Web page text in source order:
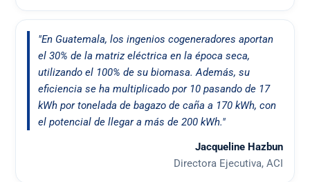
"En Guatemala, los ingenios cogeneradores aportan
el 30% de la matriz eléctrica en la época seca,
utilizando el 100% de su biomasa. Además, su
eficiencia se ha multiplicado por 10 pasando de 17
kWh por tonelada de bagazo de caña a 170 kWh, con
el potencial de llegar a más de 200 kWh."
Jacqueline Hazbun
Directora Ejecutiva, ACI